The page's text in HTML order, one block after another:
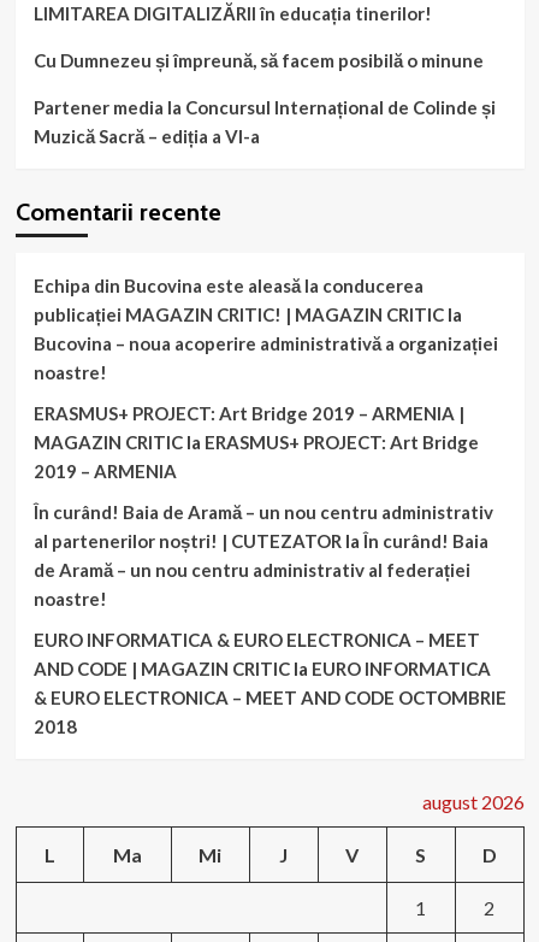
LIMITAREA DIGITALIZĂRII în educația tinerilor!
Cu Dumnezeu și împreună, să facem posibilă o minune
Partener media la Concursul Internațional de Colinde și
Muzică Sacră – ediția a VI-a
Comentarii recente
Echipa din Bucovina este aleasă la conducerea
publicației MAGAZIN CRITIC! | MAGAZIN CRITICla
Bucovina – noua acoperire administrativă a organizației
noastre!
ERASMUS+ PROJECT: Art Bridge 2019 – ARMENIA |
MAGAZIN CRITICla ERASMUS+ PROJECT: Art Bridge
2019 – ARMENIA
În curând! Baia de Aramă – un nou centru administrativ
al partenerilor noștri! | CUTEZATOR laÎn curând! Baia
de Aramă – un nou centru administrativ al federației
noastre!
EURO INFORMATICA & EURO ELECTRONICA – MEET
AND CODE | MAGAZIN CRITICla EURO INFORMATICA
& EURO ELECTRONICA – MEET AND CODE OCTOMBRIE
2018
august 2026
L Ma Mi J V S D
1 2